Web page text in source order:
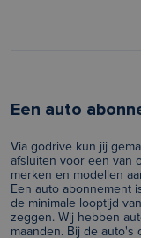
Een auto
Via godrive kun jij
afsluiten voor een van
merken en modellen
Een auto abonnement
de minimale looptijd
zeggen. Wij hebben
maanden. Bij de